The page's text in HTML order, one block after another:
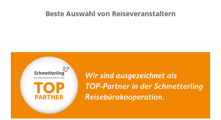
Beste Auswahl von Reiseveranstaltern